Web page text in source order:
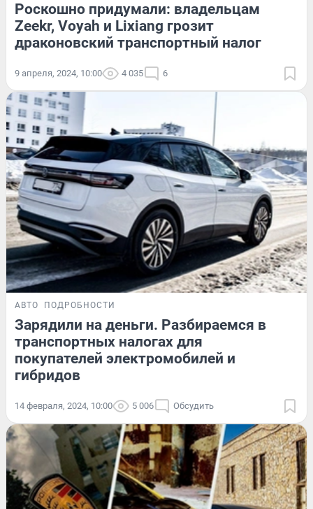
Роскошно придумали: владельцам
Zeekr, Voyah и Lixiang грозит
драконовский транспортный налог
9 апреля, 2024, 10:00 4 035 6
АВТО ПОДРОБНОСТИ
Зарядили на деньги. Разбираемся в
транспортных налогах для
покупателей электромобилей и
гибридов
14 февраля, 2024, 10:00 5 006 Обсудить